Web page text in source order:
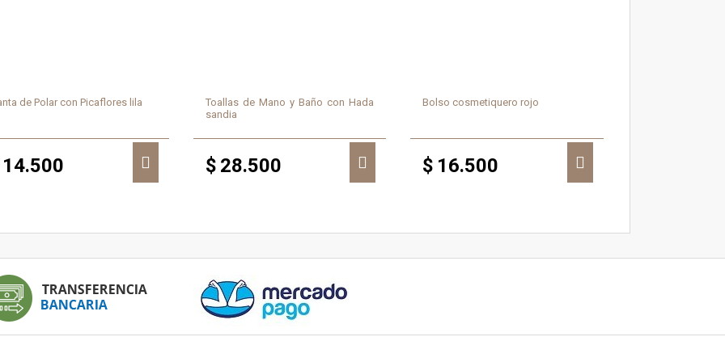
de Polar con Picaflores lila
14.500
Toallas de Mano y Baño con Hada
sandia
$ 28.500
Bolso cosmetiquero rojo
$ 16.500